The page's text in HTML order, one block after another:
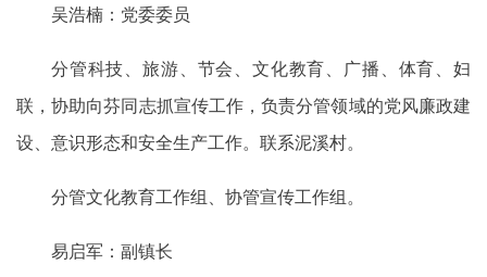
吴浩楠：党委委员
分管科技、旅游、节会、文化教育、广播、体育、妇
联，协助向芬同志抓宣传工作，负责分管领域的党风廉政建
设、意识形态和安全生产工作。联系泥溪村。
分管文化教育工作组、协管宣传工作组。
易启军：副镇长